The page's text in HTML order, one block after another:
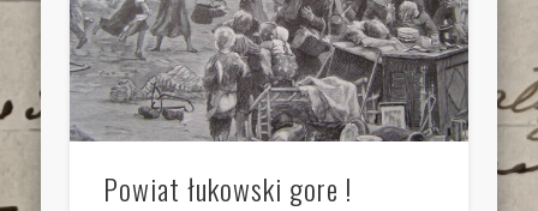
Powiat łukowski gore !